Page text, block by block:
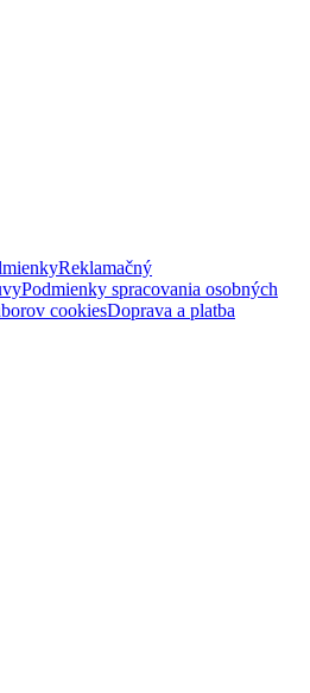
Reklamačný
Podmienky spracovania osobných
cookiesDoprava a platba